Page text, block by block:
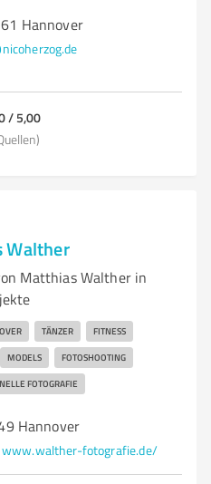
Hannover
/ 5,00
Walther
Matthias Walther in
TÄNZER FITNESS
MODELS FOTOSHOOTING
FOTOGRAFIE
Hannover
www.walther-fotografie.de/